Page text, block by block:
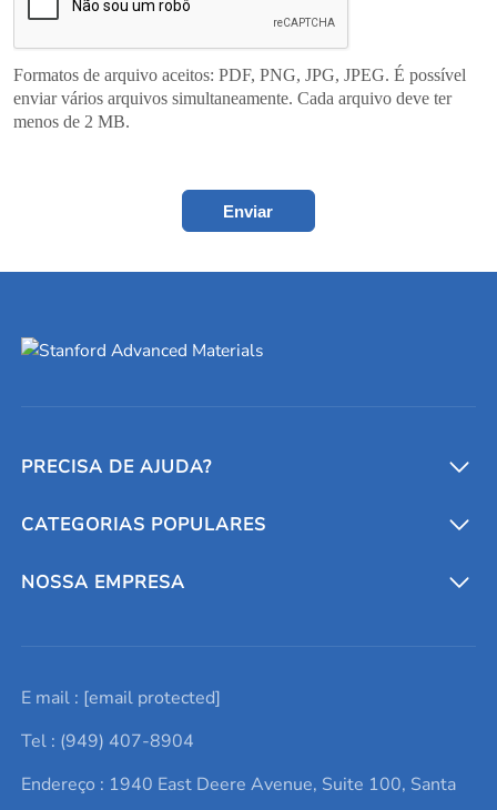
Formatos de arquivo aceitos: PDF, PNG, JPG, JPEG. É possível
enviar vários arquivos simultaneamente. Cada arquivo deve ter
menos de 2 MB.
Enviar
PRECISA DE AJUDA?
Conversores e calculadoras
Entre em contato conosco
Lista de consultas
Termos e Condições
CATEGORIAS POPULARES
Metais refratários
Elementos de terras raras
Alvos de pulverização catódica
NOSSA EMPRESA
Promoções atuais
Notícias e blogs
E mail : [email protected]
Tel : (949) 407-8904
Endereço : 1940 East Deere Avenue, Suite 100, Santa